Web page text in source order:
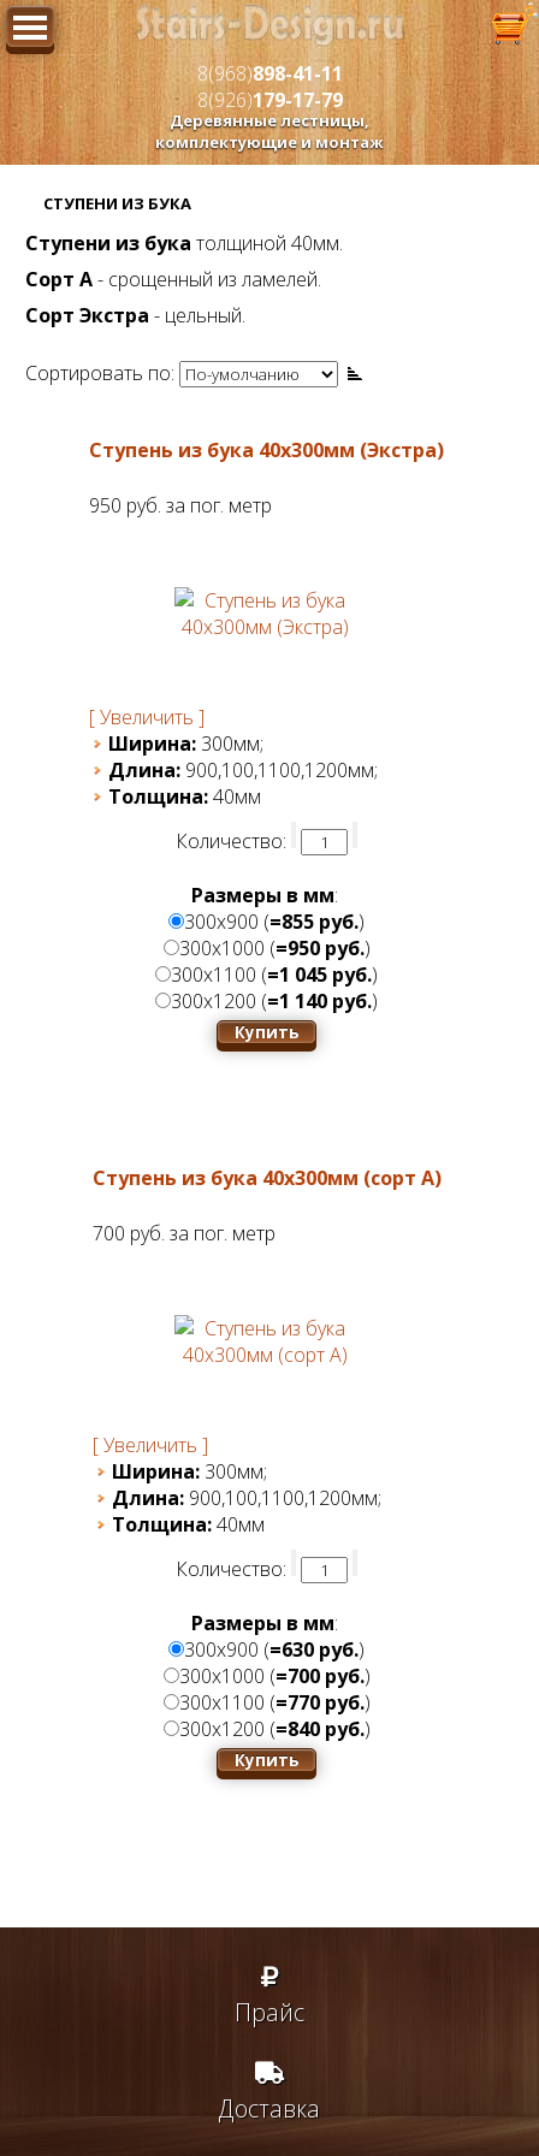
Деревянные лестницы,
комплектующие и монтаж
8(968)898-41-11
8(926)179-17-79
СТУПЕНИ ИЗ БУКА
Ступени из бука толщиной 40мм.
Сорт А- срощенный из ламелей.
Сорт Экстра - цельный.
Сортировать по:
Ступень из бука 40x300мм (Экстра)
950 руб. за пог. метр
[ Увеличить ]
Ширина: 300мм;
Длина: 900,100,1100,1200мм;
Толщина:40мм
Количество:
Размеры в мм:
300х900 (=855 руб.)
300x1000 (=950 руб.)
300x1100 (=1 045 руб.)
300x1200 (=1 140 руб.)
Ступень из бука 40x300мм (сорт А)
700 руб. за пог. метр
[ Увеличить ]
Ширина:300мм;
Длина:900,100,1100,1200мм;
Толщина:40мм
Количество:
Размеры в мм:
300х900 (=630 руб.)
300x1000 (=700 руб.)
300x1100 (=770 руб.)
300x1200 (=840 руб.)
Прайс
Доставка